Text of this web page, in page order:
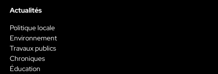
Actualités
Politique locale
Environnement
Travaux publics
Chroniques
Éducation